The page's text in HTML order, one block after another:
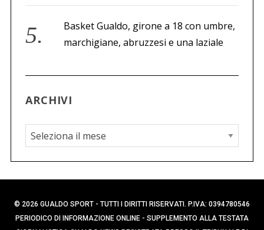
Basket Gualdo, girone a 18 con umbre,
marchigiane, abruzzesi e una laziale
ARCHIVI
A
r
c
h
i
v
© 2026 GUALDO SPORT - TUTTI I DIRITTI RISERVATI. P.IVA: 0394780546
PERIODICO DI INFORMAZIONE ONLINE - SUPPLEMENTO ALLA TESTATA